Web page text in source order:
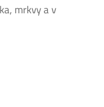
mrkvy a v